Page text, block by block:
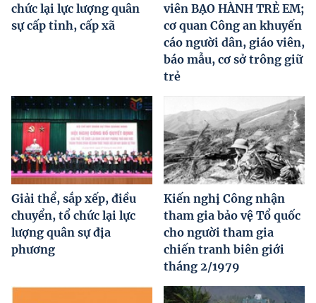
chức lại lực lượng quân
sự cấp tỉnh, cấp xã
viên BẠO HÀNH TRẺ EM;
cơ quan Công an khuyến
cáo người dân, giáo viên,
báo mẫu, cơ sở trông giữ
trẻ
Giải thể, sắp xếp, điều
chuyển, tổ chức lại lực
lượng quân sự địa
phương
Kiến nghị Công nhận
tham gia bảo vệ Tổ quốc
cho người tham gia
chiến tranh biên giới
tháng 2/1979